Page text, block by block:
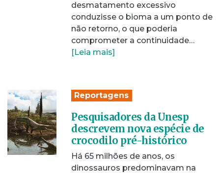
desmatamento excessivo
conduzisse o bioma a um ponto de
não retorno, o que poderia
comprometer a continuidade…
[Leia mais]
Reportagens
Pesquisadores da Unesp
descrevem nova espécie de
crocodilo pré-histórico
Há 65 milhões de anos, os
dinossauros predominavam na